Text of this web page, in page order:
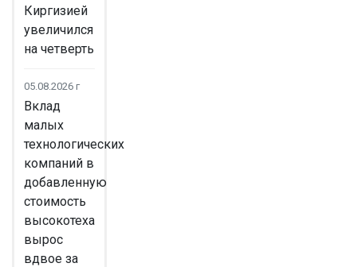
Киргизией
увеличился
на четверть
05.08.2026 г
Вклад
малых
технологических
компаний в
добавленную
стоимость
высокотеха
вырос
вдвое за